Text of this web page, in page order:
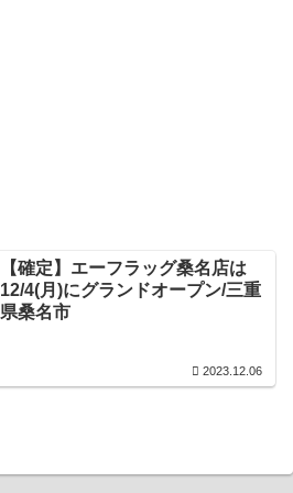
【確定】エーフラッグ桑名店は
12/4(月)にグランドオープン/三重
県桑名市
2023.12.06